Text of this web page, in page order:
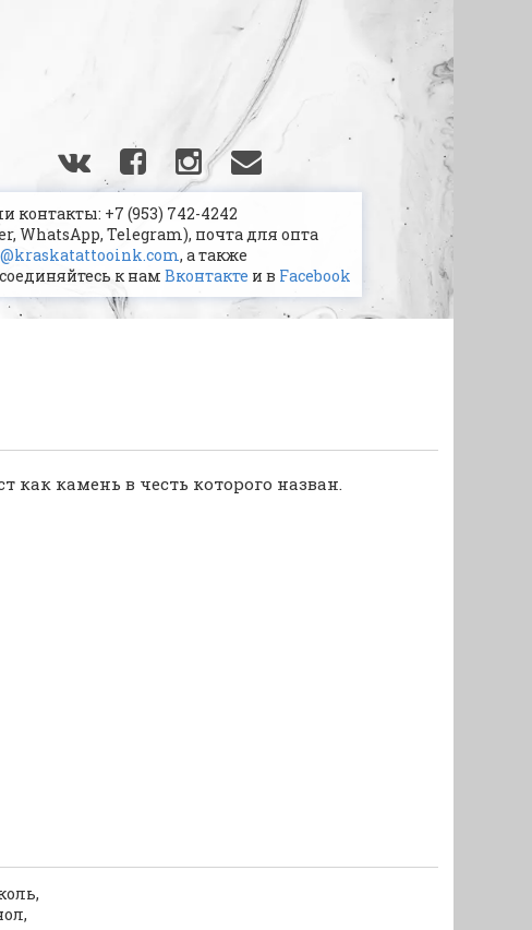
контакты: +7 (953) 742-4242
WhatsApp, Telegram), почта для опта
, а также
к нам Вконтакте и в Facebook
как камень в честь которого назван.